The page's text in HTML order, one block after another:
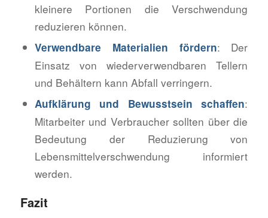
kleinere Portionen die Verschwendung
reduzieren können.
Verwendbare Materialien fördern: Der
Einsatz von wiederverwendbaren Tellern
und Behältern kann Abfall verringern.
Aufklärung und Bewusstsein schaffen:
Mitarbeiter und Verbraucher sollten über die
Bedeutung der Reduzierung von
Lebensmittelverschwendung informiert
werden.
Fazit